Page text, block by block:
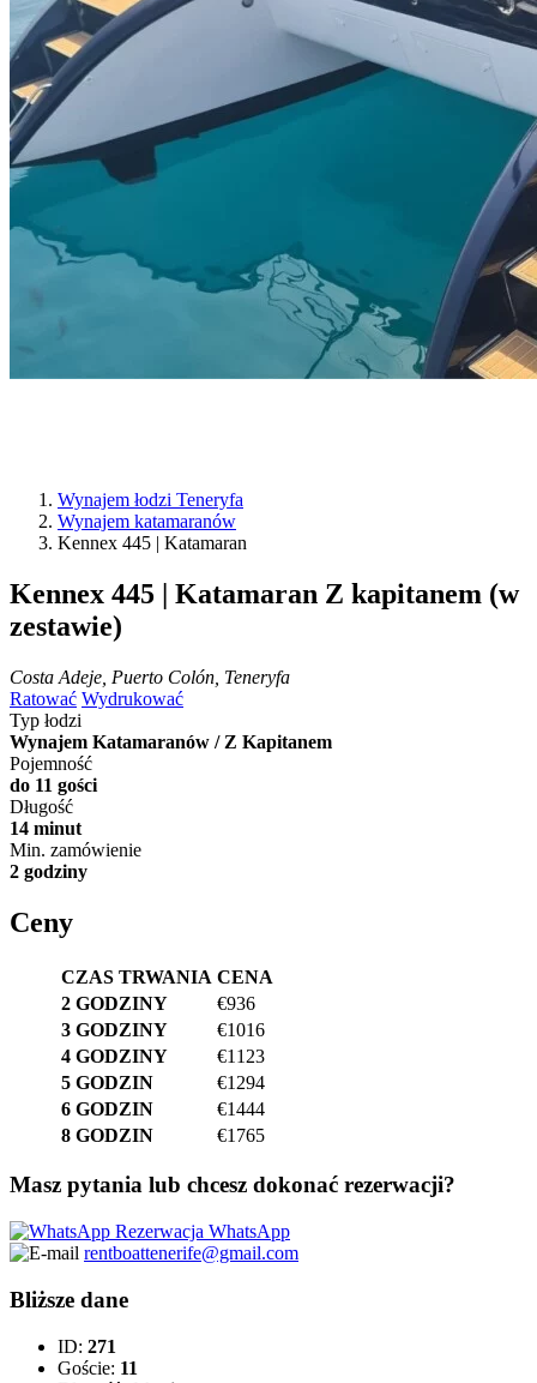
Wynajem łodzi Teneryfa
Wynajem katamaranów
Kennex 445 | Katamaran
Kennex 445 | Katamaran Z kapitanem (w
zestawie)
Costa Adeje, Puerto Colón, Teneryfa
Ratować Wydrukować
Typ łodzi
Wynajem Katamaranów / Z Kapitanem
Pojemność
do 11 gości
Długość
14 minut
Min. zamówienie
2 godziny
Ceny
CZAS TRWANIA CENA
2 GODZINY
€936
3 GODZINY
€1016
4 GODZINY
€1123
5 GODZIN
€1294
6 GODZIN
€1444
8 GODZIN
€1765
Masz pytania lub chcesz dokonać rezerwacji?
Rezerwacja WhatsApp
rentboattenerife@gmail.com
Bliższe dane
ID: 271
Goście: 11